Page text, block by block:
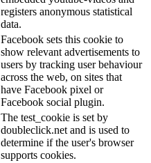
registers anonymous statistical
data.
Facebook sets this cookie to
show relevant advertisements to
users by tracking user behaviour
across the web, on sites that
have Facebook pixel or
Facebook social plugin.
The test_cookie is set by
doubleclick.net and is used to
determine if the user's browser
supports cookies.